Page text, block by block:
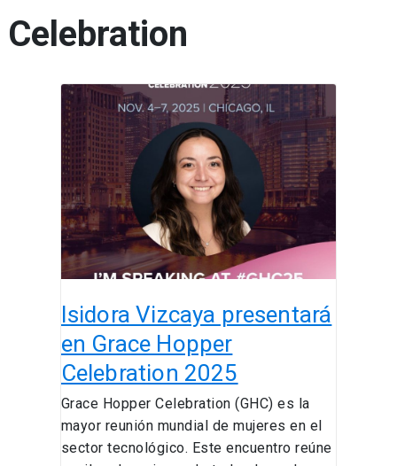
Celebration
Isidora Vizcaya presentará
en Grace Hopper
Celebration 2025
Grace Hopper Celebration (GHC) es la
mayor reunión mundial de mujeres en el
sector tecnológico. Este encuentro reúne
Isidora
Vizcaya
presentará
en
Grace
Hopper
Celebration
2025